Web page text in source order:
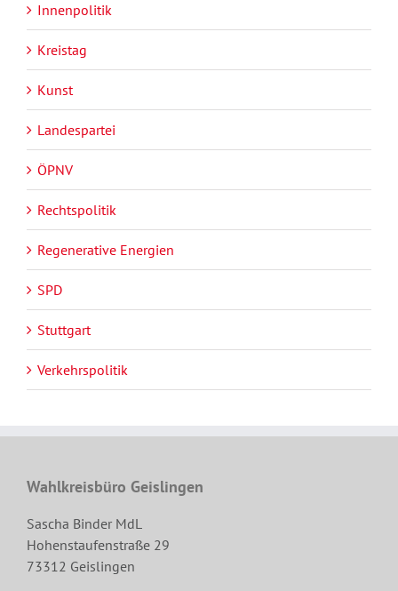
Innenpolitik
Kreistag
Kunst
Landespartei
ÖPNV
Rechtspolitik
Regenerative Energien
SPD
Stuttgart
Verkehrspolitik
Wahlkreisbüro Geislingen
Sascha Binder MdL
Hohenstaufenstraße 29
73312 Geislingen